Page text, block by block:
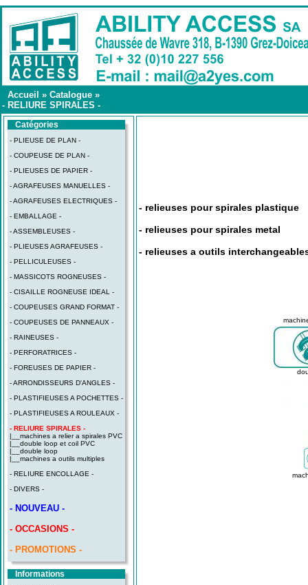
Accueil » Catalogue »
- RELIURE SPIRALES -
Catégories
- PLIEUSE DE PLAN -
- COUPEUSE DE PLAN -
- PLIEUSES DE PAPIER -
- AGRAFEUSES MANUELLES -
- AGRAFEUSES ELECTRIQUES -
- EMBALLAGE -
- ASSEMBLEUSES -
- PLIEUSES AGRAFEUSES -
- PELLICULEUSES -
- MASSICOTS ROGNEUSES -
- CISAILLE ROGNEUSE IDEAL -
- COUPEUSES GRAND FORMAT -
- COUPEUSES DE PANNEAUX -
- RAINEUSES -
- PERFORATRICES -
- FOREUSES DE PAPIER -
- ARRONDISSEURS D'ANGLES -
- PLASTIFIEUSES A POCHETTES -
- PLASTIFIEUSES A ROULEAUX -
- RELIURE SPIRALES -
|__ machines a relier a spirales PVC
|__ double loop et coil PVC
|__ double loop
|__ machines a outils multiples
- RELIURE ENCOLLAGE -
- DIVERS -
- NOUVEAU -
- OCCASIONS -
- PROMOTIONS -
Informations
- relieuses pour spirales plastique
- relieuses pour spirales metal
- relieuses a outils